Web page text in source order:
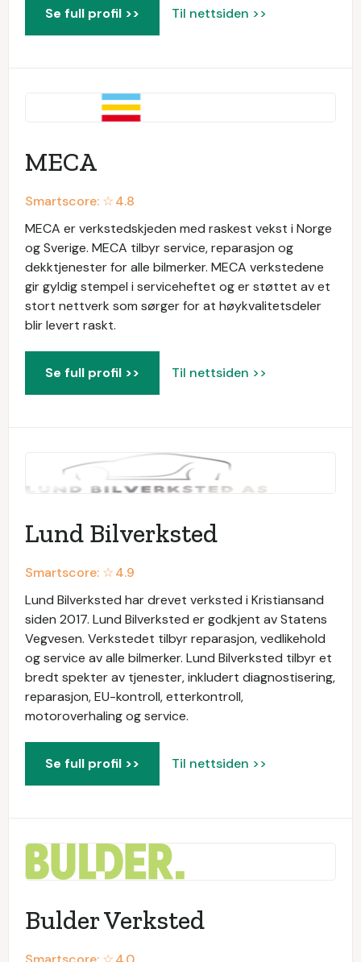
Se full profil >> Til nettsiden >>
MECA
Smartscore: ☆4.8
MECA er verkstedskjeden med raskest vekst i Norge
og Sverige. MECA tilbyr service, reparasjon og
dekktjenester for alle bilmerker. MECA verkstedene
gir gyldig stempel i serviceheftet og er støttet av et
stort nettverk som sørger for at høykvalitetsdeler
blir levert raskt.
Se full profil >> Til nettsiden >>
Lund Bilverksted
Smartscore: ☆4.9
Lund Bilverksted har drevet verksted i Kristiansand
siden 2017. Lund Bilverksted er godkjent av Statens
Vegvesen. Verkstedet tilbyr reparasjon, vedlikehold
og service av alle bilmerker. Lund Bilverksted tilbyr et
bredt spekter av tjenester, inkludert diagnostisering,
reparasjon, EU-kontroll, etterkontroll,
motoroverhaling og service.
Se full profil >> Til nettsiden >>
Bulder Verksted